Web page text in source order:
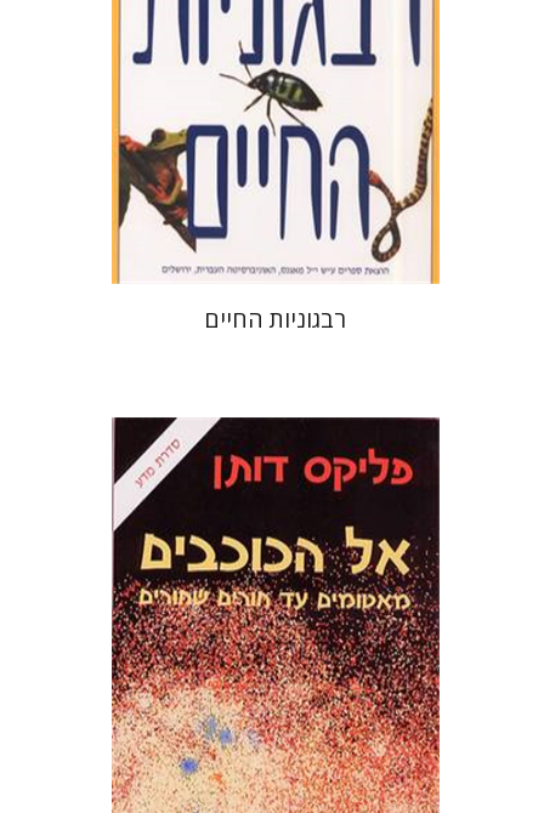
הנחת אתר ספר מודפס
$41
רבגוניות החיים
פליקס דותן
יששכר אונא
הנחת אתר ספר מודפס